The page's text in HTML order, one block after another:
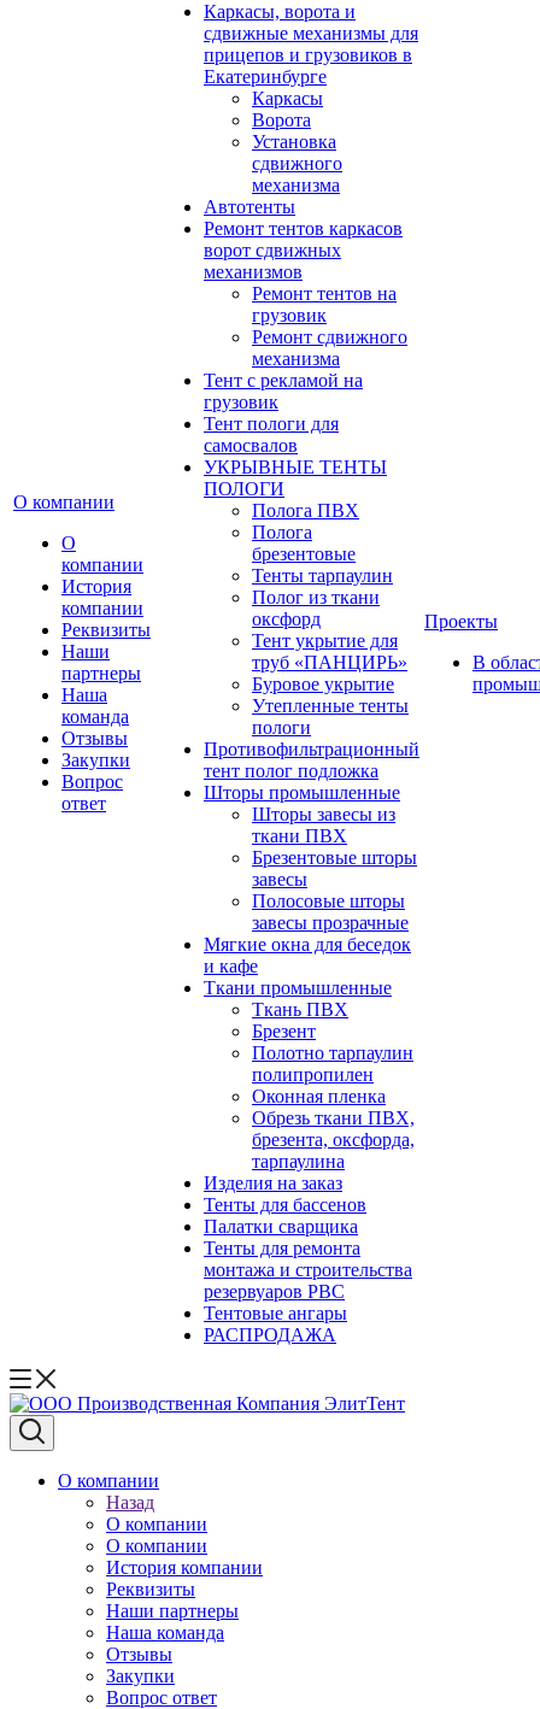
О компании
О
компании
История
компании
Реквизиты
Наши
партнеры
Наша
команда
Отзывы
Закупки
Вопрос
ответ
Каркасы, ворота и
сдвижные механизмы для
прицепов и грузовиков в
Екатеринбурге
Каркасы
Ворота
Установка
сдвижного
механизма
Автотенты
Ремонт тентов каркасов
ворот сдвижных
механизмов
Ремонт тентов на
грузовик
Ремонт сдвижного
механизма
Тент с рекламой на
грузовик
Тент пологи для
самосвалов
УКРЫВНЫЕ ТЕНТЫ
ПОЛОГИ
Полога ПВХ
Полога
брезентовые
Тенты тарпаулин
Полог из ткани
оксфорд
Тент укрытие для
труб «ПАНЦИРЬ»
Буровое укрытие
Утепленные тенты
пологи
Противофильтрационный
тент полог подложка
Шторы промышленные
Шторы завесы из
ткани ПВХ
Брезентовые шторы
завесы
Полосовые шторы
завесы прозрачные
Мягкие окна для беседок
и кафе
Ткани промышленные
Ткань ПВХ
Брезент
Полотно тарпаулин
полипропилен
Оконная пленка
Обрезь ткани ПВХ,
брезента, оксфорда,
тарпаулина
Изделия на заказ
Тенты для бассенов
Палатки сварщика
Тенты для ремонта
монтажа и строительства
резервуаров РВС
Тентовые ангары
РАСПРОДАЖА
Проекты
В
О компании
Назад
О компании
О компании
История компании
Реквизиты
Наши партнеры
Наша команда
Отзывы
Закупки
Вопрос ответ